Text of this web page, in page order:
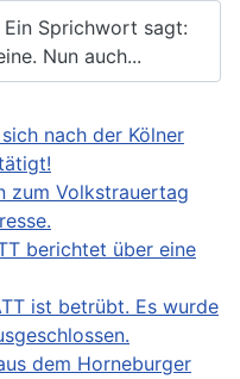
Sprichwort sagt:
Nun auch...
nach der Kölner
zum Volkstrauertag
berichtet über eine
ist betrübt. Es wurde
dem Horneburger